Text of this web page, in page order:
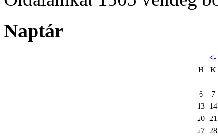
Naptár
<-
H
K
6
7
13 14
20 21
27 28